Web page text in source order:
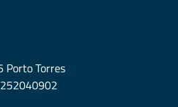
Porto Torres